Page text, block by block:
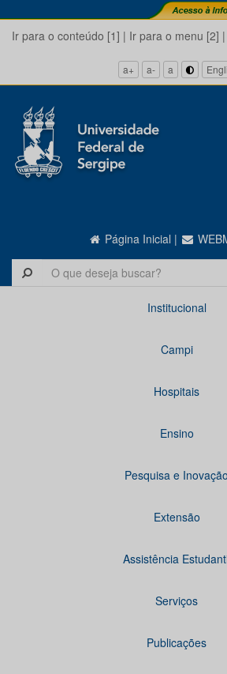
Ir para o conteúdo [1] | Ir para o menu [2] |
a+ a- a
Página Inicial |
Institucional
Campi
Hospitais
Ensino
Pesquisa e Inovação
Extensão
Assistência
Serviços
Publicações